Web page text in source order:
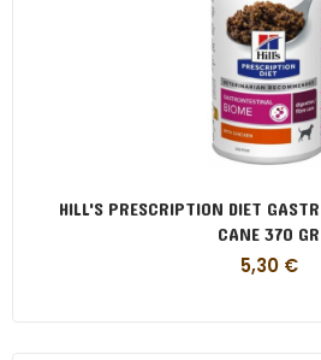
HILL'S PRESCRIPTION DIET
CANE 370 GR
5,30 €